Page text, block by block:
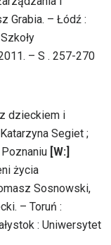
Grabia. – Łódź :
– S . 257-270
dzieckiem i
Segiet ;
[W:]
życia
Sosnowski,
– Toruń :
: Uniwersytet